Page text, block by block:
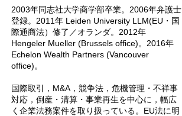
2003年同志社大学商学部卒業。2006年弁護士
登録。2011年 Leiden University LLM(EU・国
際通商法）修了／オランダ。2012年
Hengeler Mueller (Brussels office)。2016年
Echelon Wealth Partners (Vancouver
office)。
国際取引，M&A，競争法，危機管理・不祥事
対応，倒産・清算・事業再生を中心に，幅広
く企業法務案件を取り扱っている。EU法に明